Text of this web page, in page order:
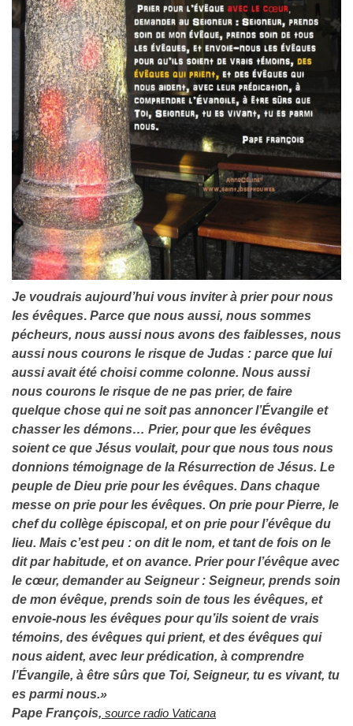
Je voudrais aujourd’hui vous inviter à prier pour nous
les évêques. Parce que nous aussi, nous sommes
pécheurs, nous aussi nous avons des faiblesses, nous
aussi nous courons le risque de Judas : parce que lui
aussi avait été choisi comme colonne. Nous aussi
nous courons le risque de ne pas prier, de faire
quelque chose qui ne soit pas annoncer l’Évangile et
chasser les démons… Prier, pour que les évêques
soient ce que Jésus voulait, pour que nous tous nous
donnions témoignage de la Résurrection de Jésus. Le
peuple de Dieu prie pour les évêques. Dans chaque
messe on prie pour les évêques. On prie pour Pierre, le
chef du collège épiscopal, et on prie pour l’évêque du
lieu. Mais c’est peu : on dit le nom, et tant de fois on le
dit par habitude, et on avance. Prier pour l’évêque avec
le cœur, demander au Seigneur : Seigneur, prends soin
de mon évêque, prends soin de tous les évêques, et
envoie-nous les évêques pour qu’ils soient de vrais
témoins, des évêques qui prient, et des évêques qui
nous aident, avec leur prédication, à comprendre
l’Évangile, à être sûrs que Toi, Seigneur, tu es vivant, tu
es parmi nous.»
Pape François, source radio Vaticana